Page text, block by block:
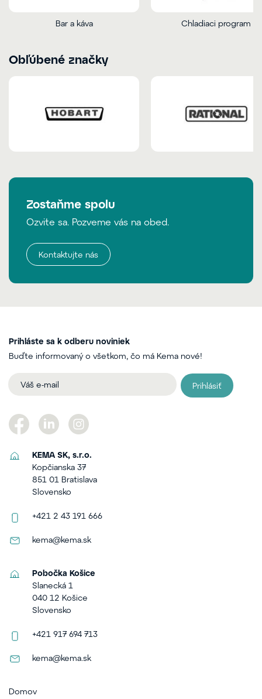
Bar a káva Chladiaci program
Obľúbené značky
Zostaňme spolu
Ozvite sa. Pozveme vás na obed.
Kontaktujte nás
Prihláste sa k odberu noviniek
Buďte informovaný o všetkom, čo má Kema nové!
Prihlásiť
KEMA SK, s.r.o.
Kopčianska 37
851 01 Bratislava
Slovensko
+421 2 43 191 666
kema@kema.sk
Pobočka Košice
Slanecká 1
040 12 Košice
Slovensko
+421 917 694 713
kema@kema.sk
Domov